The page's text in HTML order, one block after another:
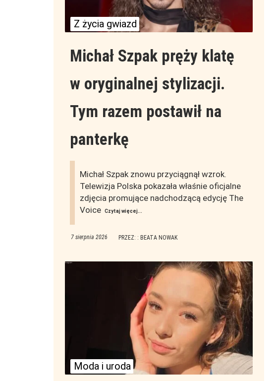
Z życia gwiazd
Michał Szpak pręży klatę
w oryginalnej stylizacji.
Tym razem postawił na
panterkę
Michał Szpak znowu przyciągnął wzrok.
Telewizja Polska pokazała właśnie oficjalne
zdjęcia promujące nadchodzącą edycję The
Voice
Czytaj więcej...
7 sierpnia 2026 PRZEZ: : BEATA NOWAK
Moda i uroda